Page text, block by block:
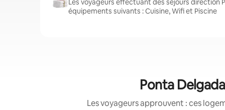
Les voyageurs effectuant des séjours direction
équipements suivants : Cuisine, Wifi et Piscine
Ponta
Les voyageurs approuvent : ces